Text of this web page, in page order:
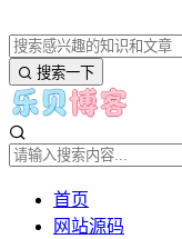
搜索一下
首页
网站源码